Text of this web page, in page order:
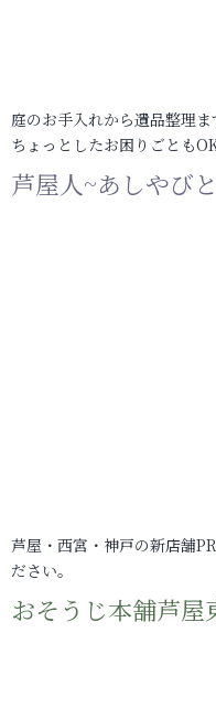
庭のお手入れから遺品整理ま
ちょっとしたお困りごとも
芦屋人~あしやび
芦屋・西宮・神戸の新店舗
ださい。
おそうじ本舗芦屋